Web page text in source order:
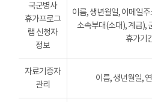
국군병사
휴가프로그
램 신청자
정보
이름, 생년월일, 이메일
소속부대(소대), 계급),
휴가기
자료기증자
관리
이름, 생년월일,